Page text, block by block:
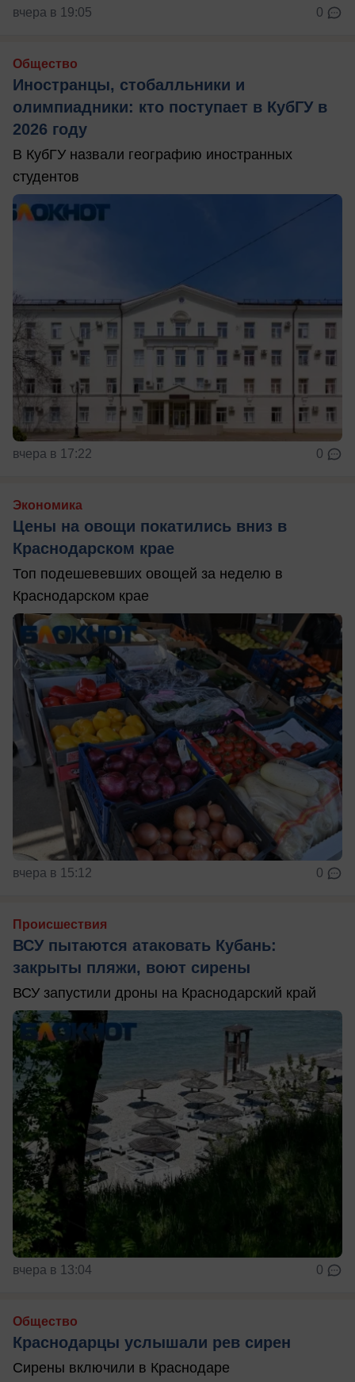
вчера в 19:05 0
Общество
Иностранцы, стобалльники и
олимпиадники: кто поступает в КубГУ в
2026 году
В КубГУ назвали географию иностранных
студентов
вчера в 17:22 0
Экономика
Цены на овощи покатились вниз в
Краснодарском крае
Топ подешевевших овощей за неделю в
Краснодарском крае
вчера в 15:12 0
Происшествия
ВСУ пытаются атаковать Кубань:
закрыты пляжи, воют сирены
ВСУ запустили дроны на Краснодарский край
вчера в 13:04 0
Общество
Краснодарцы услышали рев сирен
Сирены включили в Краснодаре